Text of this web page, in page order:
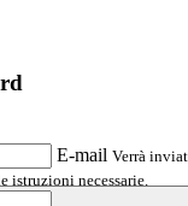
E-mail Verrà
istruzioni necessarie.